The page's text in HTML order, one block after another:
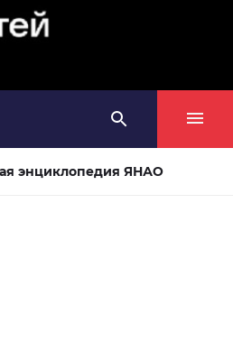
энциклопедия ЯНАО